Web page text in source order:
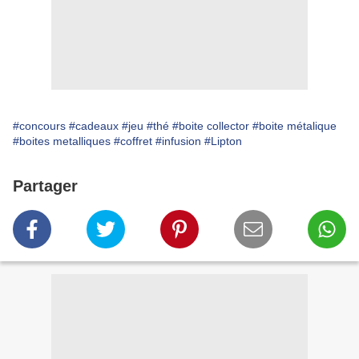
#concours #cadeaux #jeu #thé #boite collector #boite métalique
#boites metalliques #coffret #infusion #Lipton
Partager